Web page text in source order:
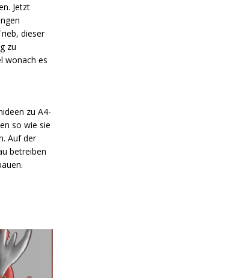
Jetzt
dieser
zu
wonach es
zu A4-
so wie sie
Auf der
betreiben